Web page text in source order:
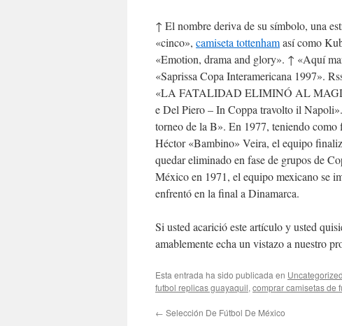
↑ El nombre deriva de su símbolo, una
«cinco», camiseta tottenhamasí como
«Emotion, drama and glory». ↑ «Aquí
«Saprissa Copa Interamericana 1997».
«LA FATALIDAD ELIMINÓ AL
e Del Piero – In Coppa travolto il
torneo de la B». En 1977, teniendo
Héctor «Bambino» Veira, el equipo
quedar eliminado en fase de grupos de
México en 1971, el equipo mexicano se
enfrentó en la final a Dinamarca.
Si usted acarició este artículo y usted
amablemente echa un vistazo a nuestro
Esta entrada ha sido publicada en Uncategorized
futbol replicas guayaquil, comprar camisetas de
← Selección De Fútbol De México